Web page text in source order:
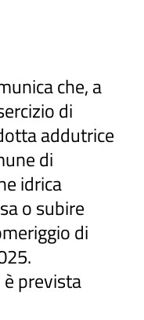
che, a
di
addutrice
di
idrica
o subire
di
è prevista